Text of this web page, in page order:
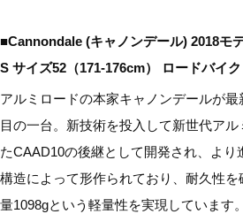
■Cannondale (キャノンデール) 2018モ
S サイズ52（171-176cm） ロードバイク
アルミロードの本家キャノンデールが
目の一台。新技術を投入して新世代ア
たCAAD10の後継として開発され、より
構造によって形作られており、耐久性
量1098gという軽量性を実現しています